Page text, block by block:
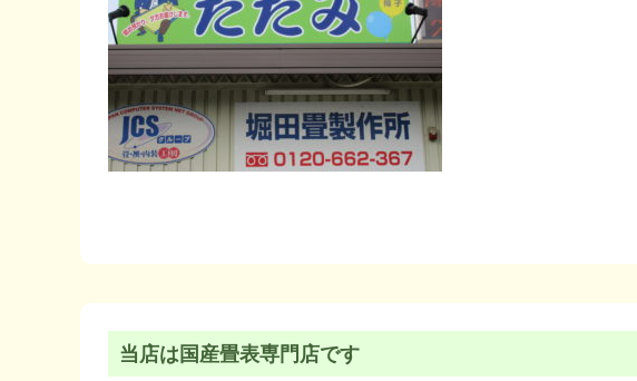
当店は国産畳表専門店です